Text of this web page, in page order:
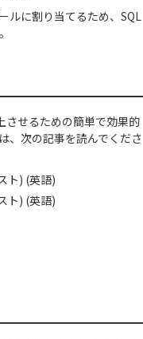
ルに割り当てるため、SQL
させるための簡単で効果的
、次の記事を読んでくださ
ト) (英語)
ト) (英語)